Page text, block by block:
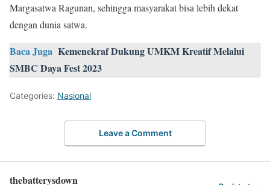
Margasatwa Ragunan, sehingga masyarakat bisa lebih dekat
dengan dunia satwa.
Baca Juga Kemenekraf Dukung UMKM Kreatif Melalui
SMBC Daya Fest 2023
Categories: Nasional
Leave a Comment
thebatterysdown